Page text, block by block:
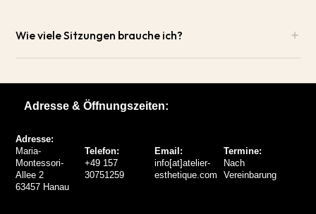
Wie viele Sitzungen brauche ich?
Adresse & Öffnungszeiten:
Adresse:
Maria-
Montessori-
Allee 2
63457 Hanau
Telefon:
+49 157
30751259
Email:
info[at]atelier-
esthetique.com
Termine:
Nach
Vereinbarung